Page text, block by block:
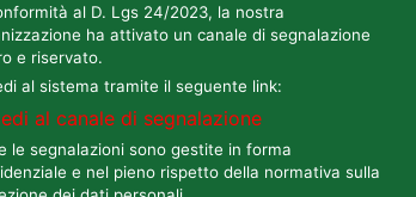
al D. Lgs 24/2023, la nostra
ha attivato un canale di segnalazione
e riservato.
al sistema tramite il seguente link:
al canale di segnalazione
le segnalazioni sono gestite in forma
e nel pieno rispetto della normativa sulla